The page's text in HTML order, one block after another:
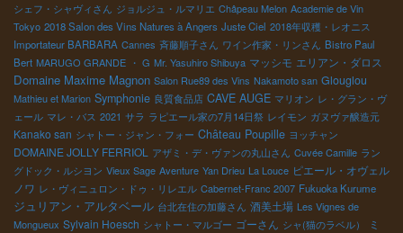
シェフ・シャヴィさん ジョルジュ・ルマリエ Châpeau Melon Academie de Vin
Tokyo 2018 Salon des Vins Natures à Angers Juste Ciel 2018年収穫・レオニス
Importateur BARBARA Cannes 斉藤順子さん ワイン作家・リンさん Bistro Paul
Bert MARUGO GRANDE ・ G Mr. Yasuhiro Shibuya マッシモ エリアン・ダロス
Domaine Maxime Magnon Salon Rue89 des Vins Nakamoto san Glouglou
Mathieu et Marion Symphonie 良質食品店 CAVE AUGE マリオン レ・グラン・ヴ
ェール マレ・バス 2021 サラ ラピエール家の7月14日祭 レイモン ガヌヴァ醸造元
Kanako san シャトー・ジャン・フォー Château Poupille ヨッチャン
DOMAINE JOLLY FERRIOL アザミ・デ・ヴァンの丸山さん Cuvée Camille ラン
グドック・ルシヨン Vieux Sage Aventure Yan Drieu La Louce ピエール・オヴェル
ノワ レ・ヴィニュロン・ドゥ・リレエル Cabernet-Franc 2007 Fukuoka Kurume
ジュリアン・アルタベール 台北在住の加藤さん 酒美土場 Les Vignes de
Mongueux Sylvain Hoesch シャトー・マルゴー ゴーさん シャ(猫のラベル）
ミ